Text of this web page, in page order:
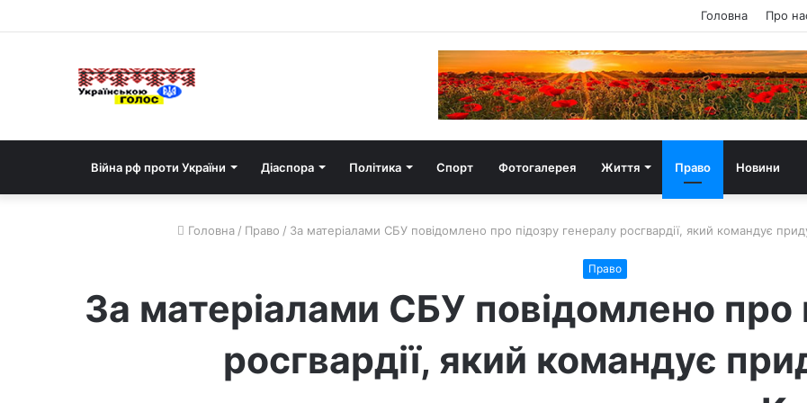
Головна Про
Війна рф проти України Діаспора Політика Спорт Фотогалерея Життя Право Новини
Головна / Право / За матеріалами СБУ повідомлено про підозру генералу росгвардії, який командує
Право
За матеріалами СБУ повідомлено про
росгвардії, який командує